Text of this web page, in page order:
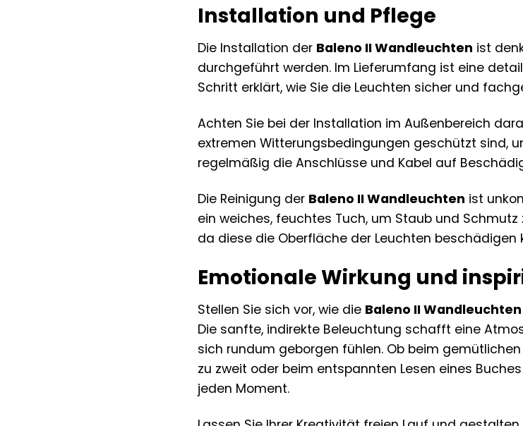
Installation und Pflege
Die Installation der Baleno II Wandleuchten ist
durchgeführt werden. Im Lieferumfang ist eine
Schritt erklärt, wie Sie die Leuchten sicher und
Achten Sie bei der Installation im Außenbereich
extremen Witterungsbedingungen geschützt sind,
regelmäßig die Anschlüsse und Kabel auf
Die Reinigung der Baleno II Wandleuchten ist
ein weiches, feuchtes Tuch, um Staub und
da diese die Oberfläche der Leuchten beschädigen
Emotionale Wirkung und
Stellen Sie sich vor, wie die Baleno II Wandleuchten
Die sanfte, indirekte Beleuchtung schafft eine
sich rundum geborgen fühlen. Ob beim
zu zweit oder beim entspannten Lesen eines
jeden Moment.